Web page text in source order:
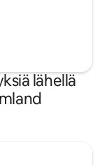
lähellä